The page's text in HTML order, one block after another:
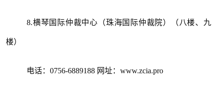
8.横琴国际仲裁中心（珠海国际仲裁院）（八楼、九
楼）
电话：0756-6889188 网址：www.zcia.pro